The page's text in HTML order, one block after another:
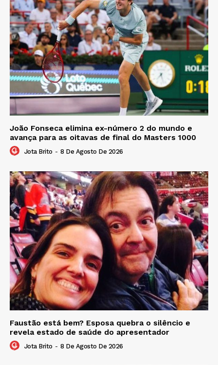
João Fonseca elimina ex-número 2 do mundo e
avança para as oitavas de final do Masters 1000
Jota Brito - 8 De Agosto De 2026
Faustão está bem? Esposa quebra o silêncio e
revela estado de saúde do apresentador
Jota Brito - 8 De Agosto De 2026